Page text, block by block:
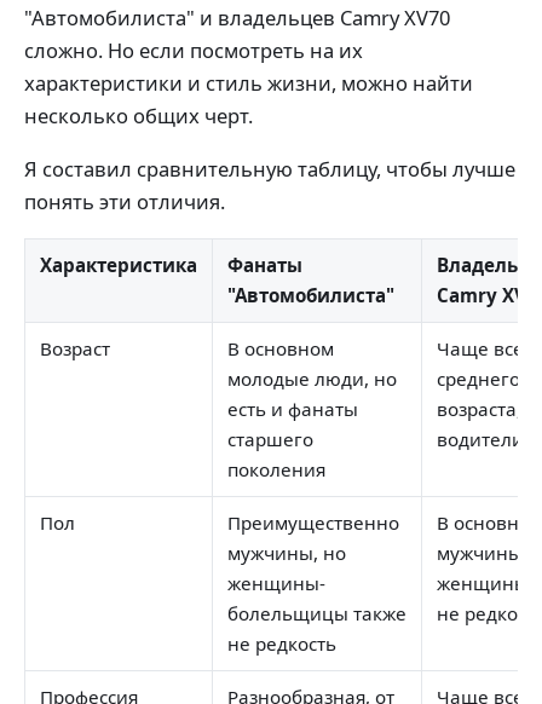
"Автомобилиста" и владельцев Camry XV70
сложно. Но если посмотреть на их
характеристики и стиль жизни, можно найти
несколько общих черт.
Я составил сравнительную таблицу, чтобы лучше
понять эти отличия.
Характеристика
Фанаты
"Автомобилиста"
Camry
Возраст
В основном
молодые люди, но
есть и фанаты
старшего
поколения
Чаще
среднего
возраста,
водители
Пол
Преимущественно
мужчины, но
женщины-
болельщицы также
не редкость
В основном
мужчины,
женщины
не
Профессия Разнообразная, от Чаще всего